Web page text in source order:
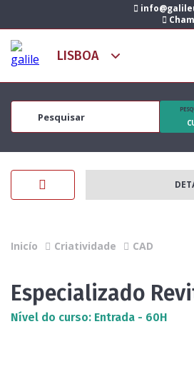
Inicío Criatividade CAD
Especializado
Nível do curso: Entrada - 60H